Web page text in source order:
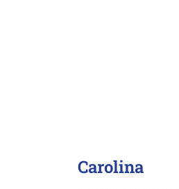
Carolina